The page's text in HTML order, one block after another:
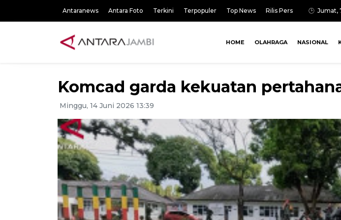
Antaranews Antara Foto Terkini Terpopuler Top News Rilis Pers Jumat,
HOME OLAHRAGA NASIONAL
Komcad garda kekuatan
Minggu, 14 Juni 2026 13:39